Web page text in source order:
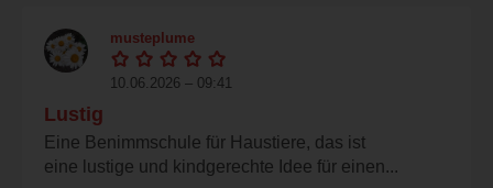
musteplume
10.06.2026 – 09:41
Lustig
Eine Benimmschule für Haustiere, das ist
eine lustige und kindgerechte Idee für einen...